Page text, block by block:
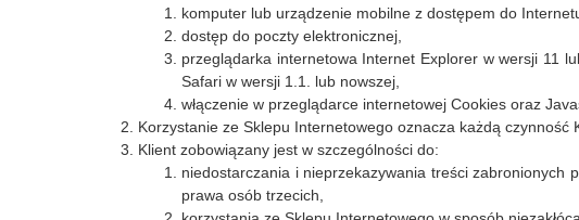
komputer lub urządzenie mobilne z dostępem do
dostęp do poczty elektronicznej,
przeglądarka internetowa Internet Explorer w wersji 11
Safari w wersji 1.1. lub nowszej,
włączenie w przeglądarce internetowej Cookies oraz
Korzystanie ze Sklepu Internetowego oznacza każdą
Klient zobowiązany jest w szczególności do:
niedostarczania i nieprzekazywania treści zabronionych
prawa osób trzecich,